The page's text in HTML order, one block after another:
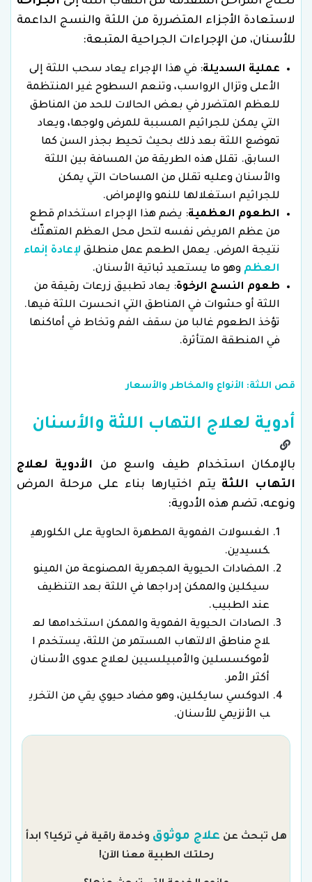
لاستعادة الأجزاء المتضررة من اللثة والنسج الداعمة
للأسنان، من الإجراءات الجراحية المتبعة:
عملية السديلة: في هذا الإجراء يعاد سحب اللثة إلى
الأعلى وتزال الرواسب، وتنعم السطوح غير المنتظمة
للعظم المتضرر في بعض الحالات للحد من المناطق
التي يمكن للجراثيم المسببة للمرض ولوجها، ويعاد
تموضع اللثة بعد ذلك بحيث تحيط بجذر السن كما
السابق. تقلل هذه الطريقة من المسافة بين اللثة
والأسنان وعليه تقلل من المساحات التي يمكن
للجراثيم استغلالها للنمو والإمراض.
الطعوم العظمية: يضم هذا الإجراء استخدام قطع
من عظم المريض نفسه لتحل محل العظم المتهتّك
نتيجة المرض. يعمل الطعم عمل منطلق لإعادة إنماء
العظم وهو ما يستعيد ثباتية الأسنان.
طعوم النسج الرخوة: يعاد تطبيق زرعات رقيقة من
اللثة أو حشوات في المناطق التي انحسرت اللثة فيها.
تؤخذ الطعوم غالبا من سقف الفم وتخاط في أماكنها
في المنطقة المتأثرة.
قص اللثة: الأنواع والمخاطر والأسعار
أدوية لعلاج التهاب اللثة والأسنان
بالإمكان استخدام طيف واسع من الأدوية لعلاج
التهاب اللثة يتم اختيارها بناء على مرحلة المرض
ونوعه، تضم هذه الأدوية:
الغسولات الفموية المطهرة الحاوية على الكلورهي
كسيدين.
المضادات الحيوية المجهرية المصنوعة من المينو
سيكلين والممكن إدراجها في اللثة بعد التنظيف
عند الطبيب.
الصادات الحيوية الفموية والممكن استخدامها لع
لاج مناطق الالتهاب المستمر من اللثة، يستخدم ا
لأموكسسلين والأمبيلسيين لعلاج عدوى الأسنان
أكثر الأمر.
الدوكسي سايكلين، وهو مضاد حيوي يقي من التخري
ب الأنزيمي للأسنان.
هل تبحث عن علاج موثوق وخدمة راقية في تركيا؟ ابدأ
رحلتك الطبية معنا الآن!